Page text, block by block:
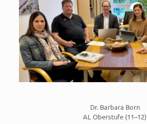
Dr. Barbara Born
AL Oberstufe (11–12)